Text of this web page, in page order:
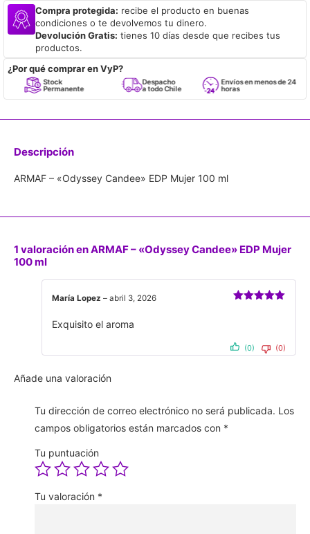
Compra protegida: recibe el producto en buenas
condiciones o te devolvemos tu dinero.
Devolución Gratis: tienes 10 días desde que recibes tus
productos.
¿Por qué comprar en VyP?
Stock
Permanente
Despacho
a todo Chile
Envíos en menos de 24
horas
Descripción
ARMAF – «Odyssey Candee» EDP Mujer 100 ml
1 valoración enARMAF – «Odyssey Candee» EDP Mujer
100 ml
María Lopez – abril 3, 2026
Exquisito el aroma
(0) (0)
Añade una valoración
Tu dirección de correo electrónico no será publicada. Los
campos obligatorios están marcados con *
Tu puntuación
Tu valoración *